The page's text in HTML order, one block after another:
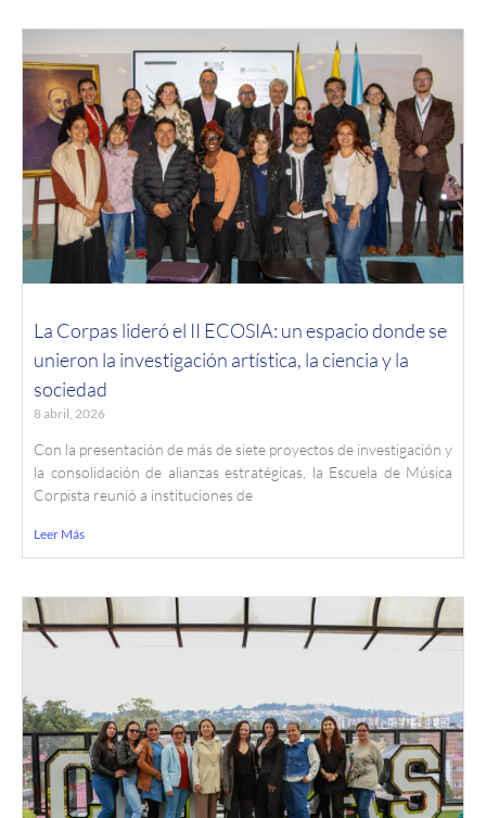
La Corpas lideró el II ECOSIA: un espacio donde se
unieron la investigación artística, la ciencia y la
sociedad
8 abril, 2026
Con la presentación de más de siete proyectos de investigación y
la consolidación de alianzas estratégicas, la Escuela de Música
Corpista reunió a instituciones de
Leer Más